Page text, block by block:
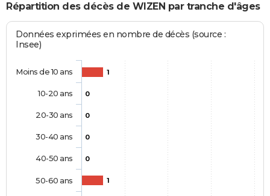
Répartition des décès de WIZEN par tranche d'âges
Données exprimées en nombre de décès (source :
Insee)
1
0
0
0
0
1
Moins de 10 ans
10-20 ans
20-30 ans
30-40 ans
40-50 ans
50-60 ans